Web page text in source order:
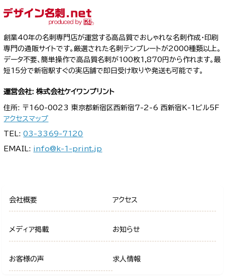
創業40年の名刺専門店が運営する高品質でおしゃれな名刺作成・印刷
専門の通販サイトです。厳選された名刺テンプレートが2000種類以上。
データ不要、簡単操作で高品質名刺が100枚1,870円から作れます。最
短15分で新宿駅すぐの実店舗で即日受け取りや発送も可能です。
運営会社: 株式会社ケイワンプリント
住所: 〒160-0023 東京都新宿区西新宿7-2-6 西新宿K-1ビル5F
アクセスマップ
TEL:03-3369-7120
EMAIL: info@k-1-print.jp
会社概要 アクセス
メディア掲載 お知らせ
お客様の声 求人情報